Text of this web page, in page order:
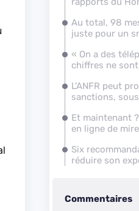
Au total, 98
juste pour un
« On a des
chiffres ne
L'ANFR peut
sanctions,
Et maintenant
en ligne de mire
Six
réduire son
Commentaires